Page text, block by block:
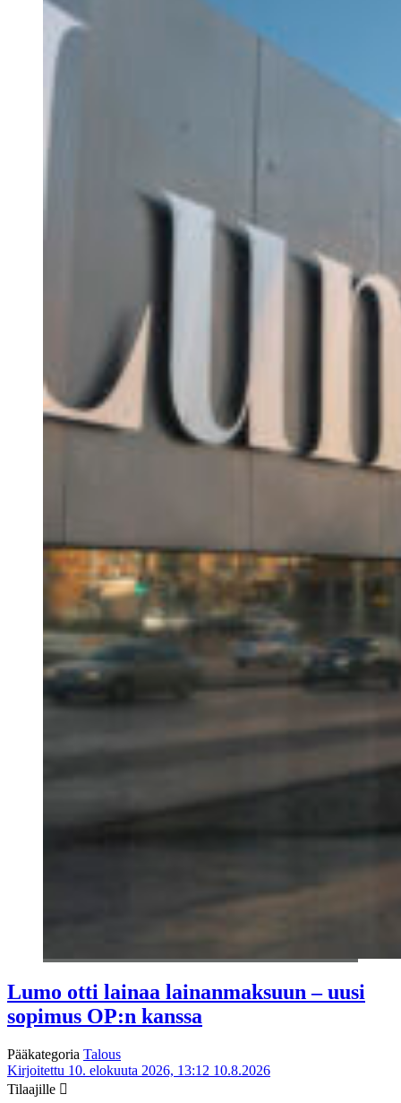
Lumo otti lainaa lainanmaksuun – uusi
sopimus OP:n kanssa
Pääkategoria Talous
Kirjoitettu 10. elokuuta 2026, 13:12 10.8.2026
Tilaajille